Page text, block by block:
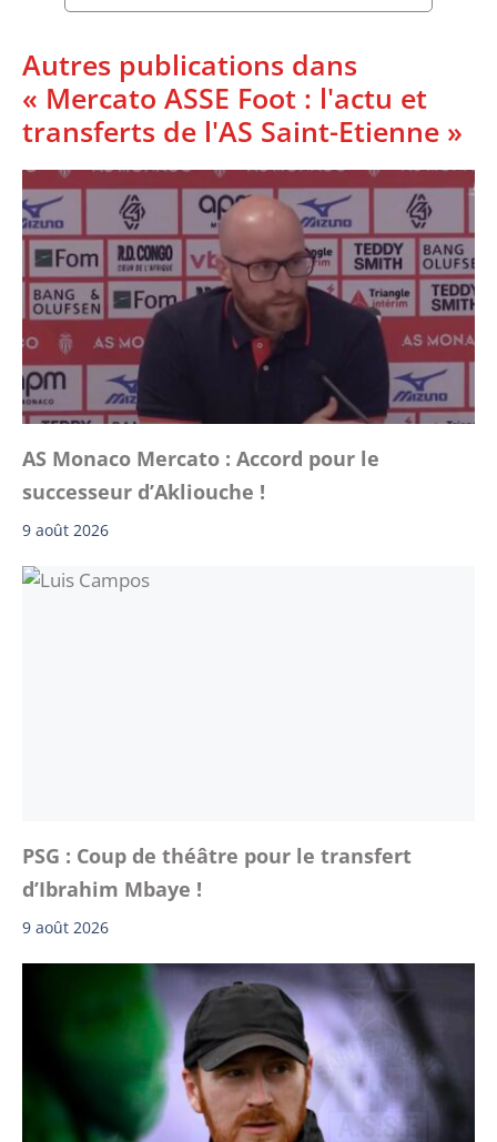
Autres publications dans
« Mercato ASSE Foot : l'actu et
transferts de l'AS Saint-Etienne »
AS Monaco Mercato : Accord pour le
successeur d’Akliouche !
9 août 2026
PSG : Coup de théâtre pour le transfert
d’Ibrahim Mbaye !
9 août 2026